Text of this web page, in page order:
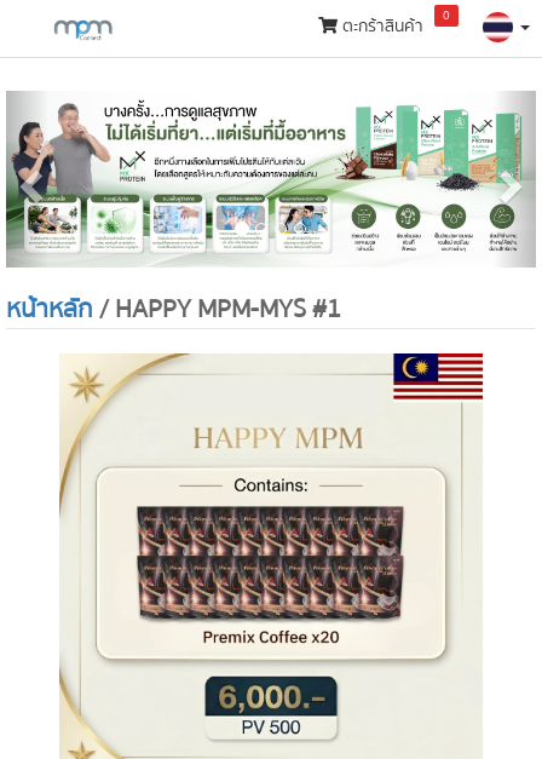
กลุ่ม
สินค้า
ตะกร้าสินค้า 0
Previous
หน้าหลัก/ HAPPY MPM-MYS #1